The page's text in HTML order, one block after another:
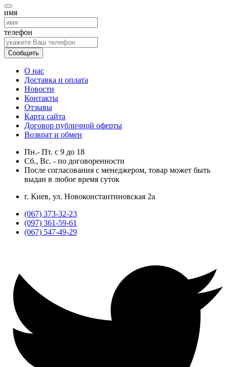
имя
телефон
Сообщить
О нас
Доставка и оплата
Новости
Контакты
Отзывы
Карта сайта
Договор публичной оферты
Возврат и обмен
Пн.- Пт. с 9 до 18
Сб., Вс. - по договоренности
После согласования с менеджером, товар может быть
выдан в любое время суток
г. Киев, ул. Новоконстантиновская 2а
(067) 373-32-23
(097) 361-59-61
(067) 547-49-29